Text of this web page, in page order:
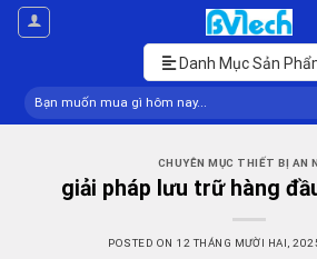
Skip
Danh Mục Sản
Tìm
kiếm:
CHUYÊN MỤC THIẾT BỊ AN
giải pháp lưu trữ hàng
POSTED ON 12 THÁNG MƯỜI HAI,